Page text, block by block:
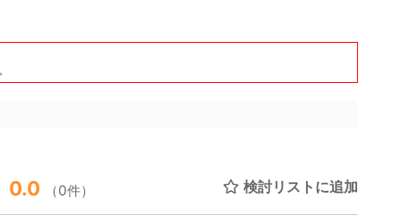
0.0 （0件） 検討リストに追加